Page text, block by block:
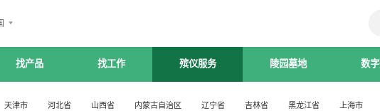
找产品 找工作 殡仪服务 陵园墓地 数
天津市 河北省 山西省 内蒙古自治区 辽宁省 吉林省 黑龙江省 上海市